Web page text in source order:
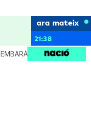
ara mateix
21:38
EMBARÀS CRIANÇA